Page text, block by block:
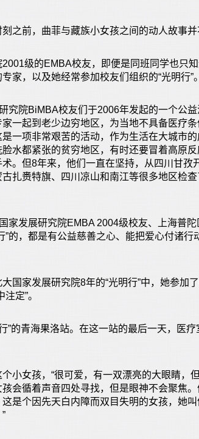
前，曲菲与藏族小女孩之间的动人故事并
级的EMBA校友，即便是同班同学也只知
家，以及她经常参加校友们组织的“光明行”。
院BiMBA校友们于2006年发起的一个公益
一起到老少边穷地区，为当地不具备医疗
一项非常艰苦的活动，作为生活在大城市
水都紧张的贫穷地区，有时还要冒着高原
。但8年来，他们一直在坚持，从四川甘孜
扎赉特旗、四川凉山和南江等很多地区检
发展研究院EMBA 2004级校友、上海普陀
”的，都是有公益慈善之心、能把爱心付诸行
家发展研究院8年的“光明行”中，她参加
定”。
青海果洛站。在这一站的最后一天，医疗
女孩，“很可爱，有一双漂亮的大眼睛，
会循着声音四处寻找，但是眼神不会聚焦
是个因先天白内障而双目失明的女孩，她